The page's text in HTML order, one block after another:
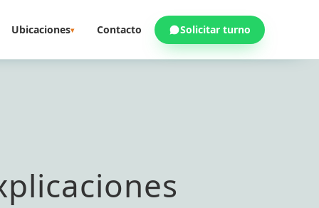
Ubicaciones▾ Contacto Solicitar turno